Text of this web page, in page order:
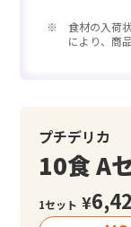
※ 食材の入荷状
により、商
プチデリカ
10食 A
1セット ¥